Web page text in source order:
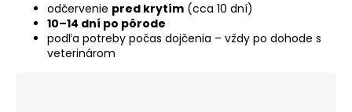
odčervenie pred krytím (cca 10 dní)
10–14 dní po pôrode
podľa potreby počas dojčenia – vždy po dohode s
veterinárom